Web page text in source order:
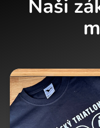
Naši